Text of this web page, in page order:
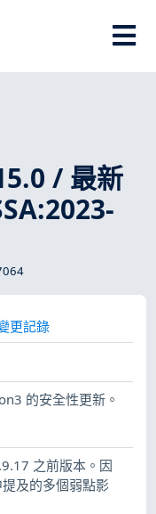
/ 最新
更記錄
的安全性更新。
之前版本。因
及的多個弱點影